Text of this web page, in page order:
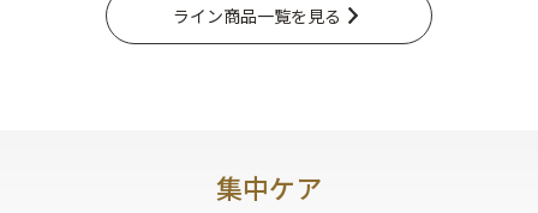
ライン商品一覧を見る
集中ケア